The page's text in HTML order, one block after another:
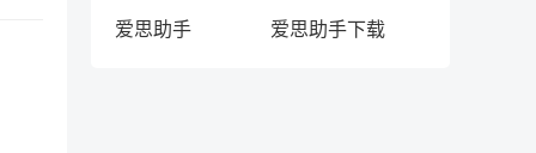
爱思助手
爱思助手下载